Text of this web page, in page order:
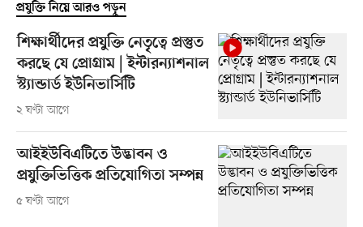
প্রযুক্তি নিয়ে আরও পড়ুন
শিক্ষার্থীদের প্রযুক্তি নেতৃত্বে প্রস্তুত
করছে যে প্রোগ্রাম | ইন্টারন্যাশনাল
স্ট্যান্ডার্ড ইউনিভার্সিটি
২ ঘণ্টা আগে
আইইউবিএটিতে উদ্ভাবন ও
প্রযুক্তিভিত্তিক প্রতিযোগিতা সম্পন্ন
৫ ঘণ্টা আগে